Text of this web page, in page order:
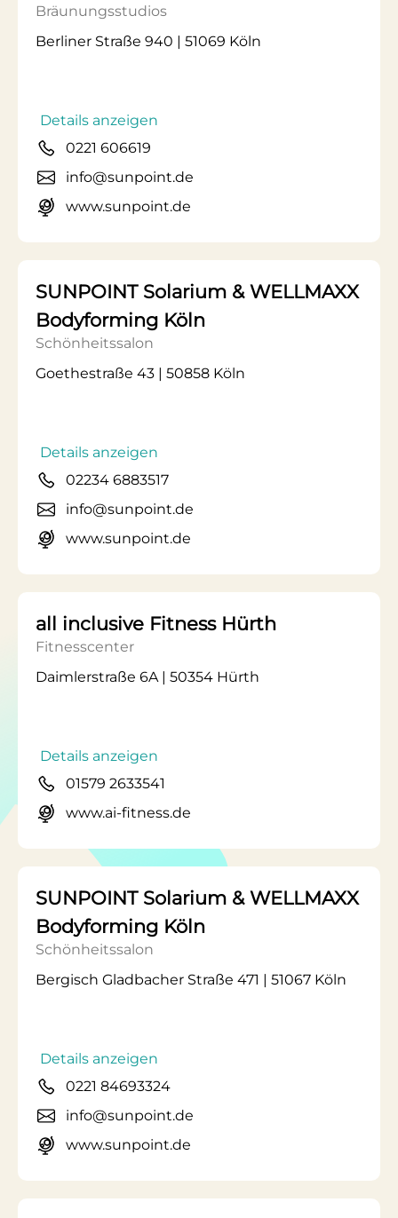
Bräunungsstudios
Berliner Straße 940 | 51069 Köln
Details anzeigen
0221 606619
info@sunpoint.de
www.sunpoint.de
SUNPOINT Solarium & WELLMAXX
Bodyforming Köln
Schönheitssalon
Goethestraße 43 | 50858 Köln
Details anzeigen
02234 6883517
info@sunpoint.de
www.sunpoint.de
all inclusive Fitness Hürth
Fitnesscenter
Daimlerstraße 6A | 50354 Hürth
Details anzeigen
01579 2633541
www.ai-fitness.de
SUNPOINT Solarium & WELLMAXX
Bodyforming Köln
Schönheitssalon
Bergisch Gladbacher Straße 471 | 51067 Köln
Details anzeigen
0221 84693324
info@sunpoint.de
www.sunpoint.de